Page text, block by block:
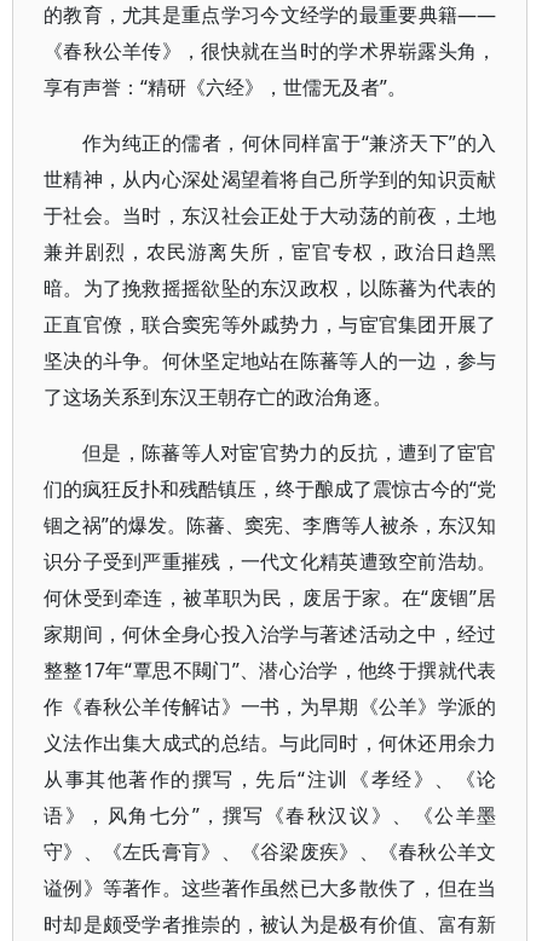
的教育，尤其是重点学习今文经学的最重要典籍——
《春秋公羊传》，很快就在当时的学术界崭露头角，
享有声誉：“精研《六经》，世儒无及者”。
作为纯正的儒者，何休同样富于“兼济天下”的入
世精神，从内心深处渴望着将自己所学到的知识贡献
于社会。当时，东汉社会正处于大动荡的前夜，土地
兼并剧烈，农民游离失所，宦官专权，政治日趋黑
暗。为了挽救摇摇欲坠的东汉政权，以陈蕃为代表的
正直官僚，联合窦宪等外戚势力，与宦官集团开展了
坚决的斗争。何休坚定地站在陈蕃等人的一边，参与
了这场关系到东汉王朝存亡的政治角逐。
但是，陈蕃等人对宦官势力的反抗，遭到了宦官
们的疯狂反扑和残酷镇压，终于酿成了震惊古今的“党
锢之祸”的爆发。陈蕃、窦宪、李膺等人被杀，东汉知
识分子受到严重摧残，一代文化精英遭致空前浩劫。
何休受到牵连，被革职为民，废居于家。在“废锢”居
家期间，何休全身心投入治学与著述活动之中，经过
整整17年“覃思不闚门”、潜心治学，他终于撰就代表
作《春秋公羊传解诂》一书，为早期《公羊》学派的
义法作出集大成式的总结。与此同时，何休还用余力
从事其他著作的撰写，先后“注训《孝经》、《论
语》，风角七分”，撰写《春秋汉议》、《公羊墨
守》、《左氏膏肓》、《谷梁废疾》、《春秋公羊文
谥例》等著作。这些著作虽然已大多散佚了，但在当
时却是颇受学者推崇的，被认为是极有价值、富有新